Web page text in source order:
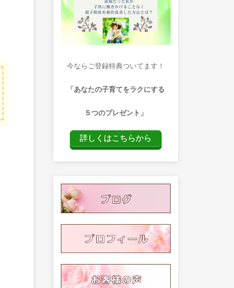
今ならご登録特典ついてます！
「あなたの子育てをラクにする
５つのプレゼント」
詳しくはこちらから